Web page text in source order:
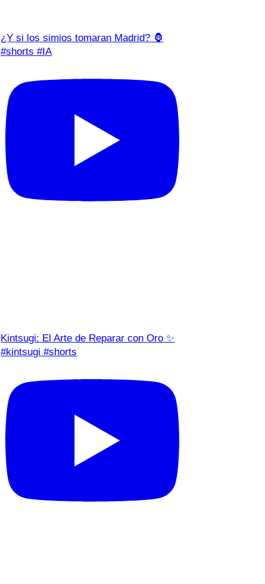
¿Y si los simios tomaran Madrid? 🦍
#shorts #IA
Kintsugi: El Arte de Reparar con Oro ✨
#kintsugi #shorts